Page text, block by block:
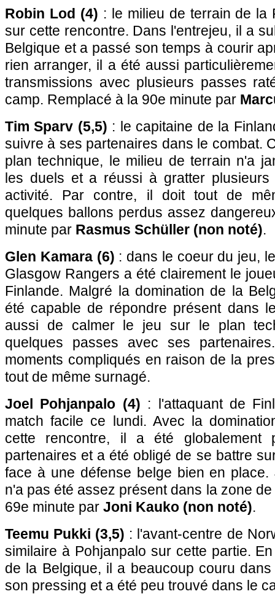
Robin Lod (4) : le milieu de terrain de la
sur cette rencontre. Dans l'entrejeu, il a
Belgique et a passé son temps à courir
rien arranger, il a été aussi
transmissions avec plusieurs passes
camp. Remplacé à la 90e minute par
Tim Sparv (5,5) : le capitaine de la
suivre à ses partenaires dans le combat.
plan technique, le milieu de terrain n'a
les duels et a réussi à gratter
activité. Par contre, il doit tout de
quelques ballons perdus assez
minute par Rasmus Schüller (non noté).
Glen Kamara (6) : dans le coeur du jeu,
Glasgow Rangers a été clairement le
Finlande. Malgré la domination de la
été capable de répondre présent dans
aussi de calmer le jeu sur le plan
quelques passes avec ses
moments compliqués en raison de la
tout de même surnagé.
Joel Pohjanpalo (4) : l'attaquant de
match facile ce lundi. Avec la
cette rencontre, il a été globalement
partenaires et a été obligé de se battre
face à une défense belge bien en place.
n'a pas été assez présent dans la zone
69e minute par Joni Kauko (non noté).
Teemu Pukki (3,5) : l'avant-centre de
similaire à Pohjanpalo sur cette partie.
de la Belgique, il a beaucoup couru
son pressing et a été peu trouvé dans le